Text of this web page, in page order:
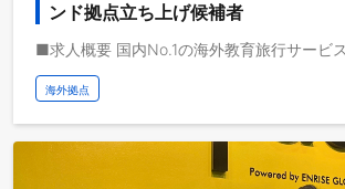
ンド拠点立ち上げ候補者
海外拠点